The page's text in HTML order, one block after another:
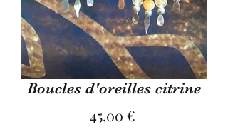
Boucles d'oreilles citrine
45,00 €Preis